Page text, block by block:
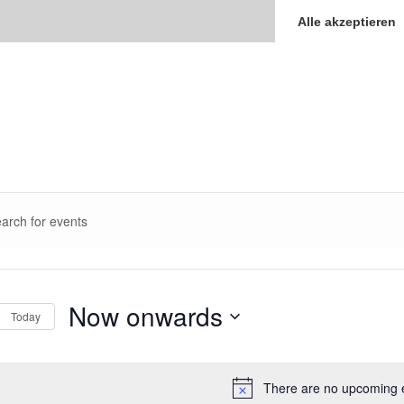
Alle akzeptieren
There are no upcoming
Today Now onwards